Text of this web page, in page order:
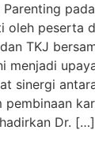
oleh peserta
dan TKJ
menjadi
sinergi
pembinaan
Dr. […]